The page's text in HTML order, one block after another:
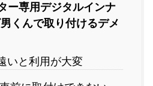
ー専用デジタルインナ
くんで取り付けるデメ
いと利用が大変